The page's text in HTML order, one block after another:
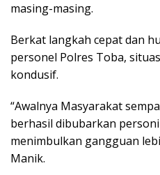
masing-masing.
Berkat langkah cepat dan
personel Polres Toba,
kondusif.
“Awalnya Masyarakat
berhasil dibubarkan
menimbulkan gangguan
Manik.